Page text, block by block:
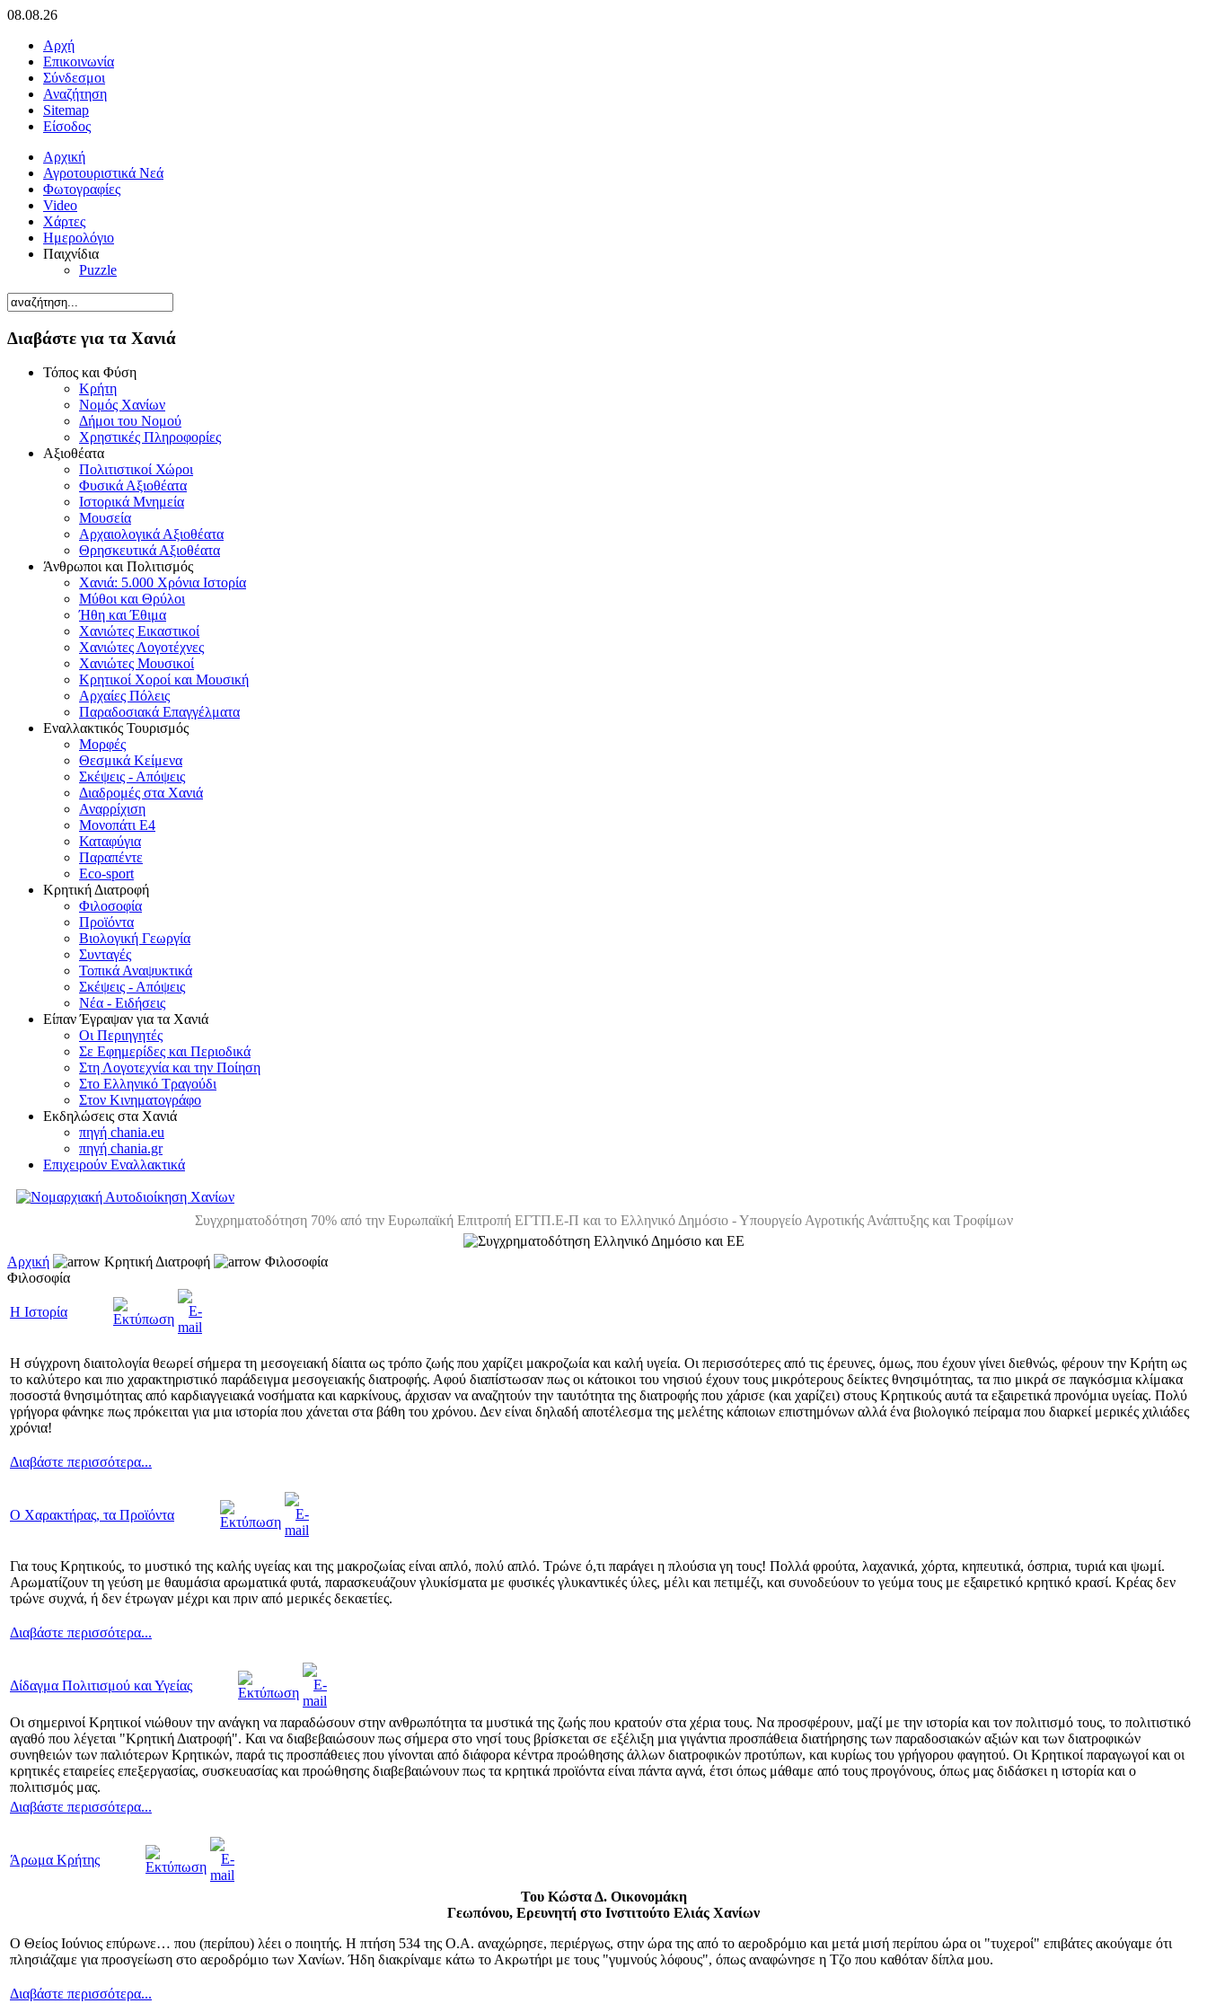
08.08.26
Αρχή
Επικοινωνία
Σύνδεσμοι
Αναζήτηση
Sitemap
Είσοδος
Αρχική
Αγροτουριστικά Νεά
Φωτογραφίες
Video
Χάρτες
Ημερολόγιο
Παιχνίδια
Puzzle
Διαβάστε για τα Χανιά
Τόπος και Φύση
Κρήτη
Νομός Χανίων
Δήμοι του Νομού
Χρηστικές Πληροφορίες
Αξιοθέατα
Πολιτιστικοί Χώροι
Φυσικά Αξιοθέατα
Ιστορικά Μνημεία
Μουσεία
Αρχαιολογικά Αξιοθέατα
Θρησκευτικά Αξιοθέατα
Άνθρωποι και Πολιτισμός
Χανιά: 5.000 Χρόνια Ιστορία
Μύθοι και Θρύλοι
Ήθη και Έθιμα
Χανιώτες Εικαστικοί
Χανιώτες Λογοτέχνες
Χανιώτες Μουσικοί
Κρητικοί Χοροί και Μουσική
Αρχαίες Πόλεις
Παραδοσιακά Επαγγέλματα
Εναλλακτικός Τουρισμός
Μορφές
Θεσμικά Κείμενα
Σκέψεις - Απόψεις
Διαδρομές στα Χανιά
Αναρρίχιση
Μονοπάτι Ε4
Καταφύγια
Παραπέντε
Eco-sport
Κρητική Διατροφή
Φιλοσοφία
Προϊόντα
Βιολογική Γεωργία
Συνταγές
Τοπικά Αναψυκτικά
Σκέψεις - Απόψεις
Νέα - Ειδήσεις
Είπαν Έγραψαν για τα Χανιά
Οι Περιηγητές
Σε Εφημερίδες και Περιοδικά
Στη Λογοτεχνία και την Ποίηση
Στο Ελληνικό Τραγούδι
Στον Κινηματογράφο
Εκδηλώσεις στα Χανιά
πηγή chania.eu
πηγή chania.gr
Επιχειρούν Εναλλακτικά
Συγχρηματοδότηση 70% από την Ευρωπαϊκή Επιτροπή ΕΓΤΠ.Ε-Π και το Ελληνικό Δημόσιο - Υπουργείο Αγροτικής Ανάπτυξης και Τροφίμων
Αρχική Κρητική Διατροφή
Φιλοσοφία
Φιλοσοφία
Η Ιστορία
Η σύγχρονη διαιτολογία θεωρεί σήμερα τη μεσογειακή δίαιτα ως τρόπο ζωής που χαρίζει μακροζωία και καλή υγεία. Οι περισσότερες από τις έρευνες, όμως, που έχουν γίνει διεθνώς, φέρουν την Κρήτη ως
το καλύτερο και πιο χαρακτηριστικό παράδειγμα μεσογειακής διατροφής. Αφού διαπίστωσαν πως οι κάτοικοι του νησιού έχουν τους μικρότερους δείκτες θνησιμότητας, τα πιο μικρά σε παγκόσμια κλίμακα
ποσοστά θνησιμότητας από καρδιαγγειακά νοσήματα και καρκίνους, άρχισαν να αναζητούν την ταυτότητα της διατροφής που χάρισε (και χαρίζει) στους Κρητικούς αυτά τα εξαιρετικά προνόμια υγείας. Πολύ
γρήγορα φάνηκε πως πρόκειται για μια ιστορία που χάνεται στα βάθη του χρόνου. Δεν είναι δηλαδή αποτέλεσμα της μελέτης κάποιων επιστημόνων αλλά ένα βιολογικό πείραμα που διαρκεί μερικές χιλιάδες
χρόνια!
Διαβάστε περισσότερα...
Ο Χαρακτήρας, τα Προϊόντα
Για τους Κρητικούς, το μυστικό της καλής υγείας και της μακροζωίας είναι απλό, πολύ απλό. Τρώνε ό,τι παράγει η πλούσια γη τους! Πολλά φρούτα, λαχανικά, χόρτα, κηπευτικά, όσπρια, τυριά και ψωμί.
Αρωματίζουν τη γεύση με θαυμάσια αρωματικά φυτά, παρασκευάζουν γλυκίσματα με φυσικές γλυκαντικές ύλες, μέλι και πετιμέζι, και συνοδεύουν το γεύμα τους με εξαιρετικό κρητικό κρασί. Κρέας δεν
τρώνε συχνά, ή δεν έτρωγαν μέχρι και πριν από μερικές δεκαετίες.
Διαβάστε περισσότερα...
Δίδαγμα Πολιτισμού και Υγείας
Οι σημερινοί Κρητικοί νιώθουν την ανάγκη να παραδώσουν στην ανθρωπότητα τα μυστικά της ζωής που κρατούν στα χέρια τους. Να προσφέρουν, μαζί με την ιστορία και τον πολιτισμό τους, το πολιτιστικό
αγαθό που λέγεται "Κρητική Διατροφή". Και να διαβεβαιώσουν πως σήμερα στο νησί τους βρίσκεται σε εξέλιξη μια γιγάντια προσπάθεια διατήρησης των παραδοσιακών αξιών και των διατροφικών
συνηθειών των παλιότερων Κρητικών, παρά τις προσπάθειες που γίνονται από διάφορα κέντρα προώθησης άλλων διατροφικών προτύπων, και κυρίως του γρήγορου φαγητού. Οι Κρητικοί παραγωγοί και οι
κρητικές εταιρείες επεξεργασίας, συσκευασίας και προώθησης διαβεβαιώνουν πως τα κρητικά προϊόντα είναι πάντα αγνά, έτσι όπως μάθαμε από τους προγόνους, όπως μας διδάσκει η ιστορία και ο
πολιτισμός μας.
Διαβάστε περισσότερα...
Άρωμα Κρήτης
Του Κώστα Δ. Οικονομάκη
Γεωπόνου, Ερευνητή στο Ινστιτούτο Ελιάς Χανίων
Ο Θείος Ιούνιος επύρωνε… που (περίπου) λέει ο ποιητής. Η πτήση 534 της Ο.Α. αναχώρησε, περιέργως, στην ώρα της από το αεροδρόμιο και μετά μισή περίπου ώρα οι "τυχεροί" επιβάτες ακούγαμε ότι
πλησιάζαμε για προσγείωση στο αεροδρόμιο των Χανίων. Ήδη διακρίναμε κάτω το Ακρωτήρι με τους "γυμνούς λόφους", όπως αναφώνησε η Τζο που καθόταν δίπλα μου.
Διαβάστε περισσότερα...